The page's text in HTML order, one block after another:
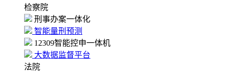
检察院
刑事办案一体化
智能量刑预测
12309智能控申一体机
大数据监督平台
法院